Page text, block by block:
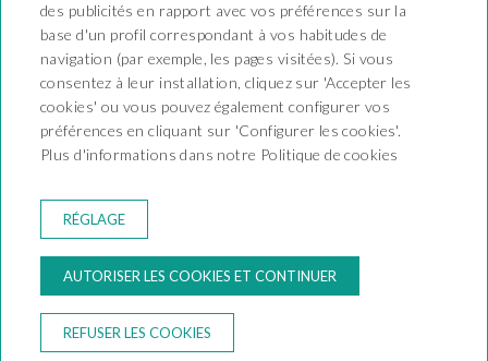
Carretera Nacional 340 Km
1138 - Mont-Roig del Camp
43892 - KT-000066
T. +34 977 17 95 13
CONTACT
CONDITIONS DE RÉSERVATION
POLITIQUE DE CONFIDENTIALITÉ
POLITIQUE DE COOKIES
MA RÉSERVATION
des publicités en rapport avec vos préférences sur la
base d'un profil correspondant à vos habitudes de
navigation (par exemple, les pages visitées). Si vous
consentez à leur installation, cliquez sur 'Accepter les
cookies' ou vous pouvez également configurer vos
préférences en cliquant sur 'Configurer les cookies'.
Plus d'informations dans notre Politique de cookies
RÉGLAGE
AUTORISER LES COOKIES ET CONTINUER
REFUSER LES COOKIES